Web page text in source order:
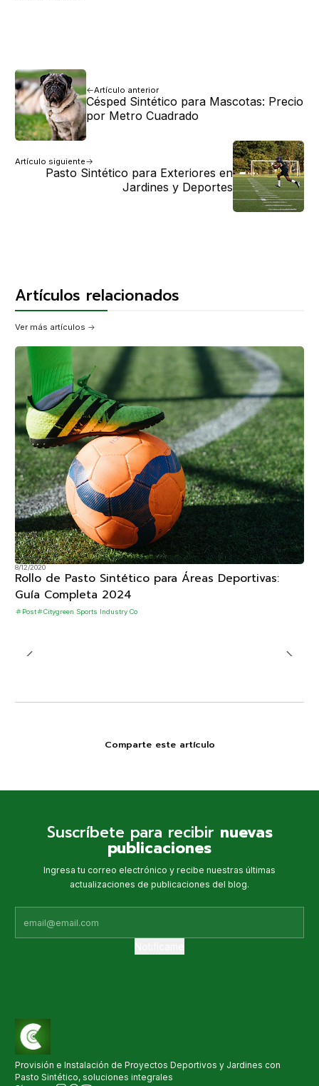
Artículo anterior
Césped Sintético para Mascotas: Precio
por Metro Cuadrado
Artículo siguiente
Pasto Sintético para Exteriores en
Jardines y Deportes
Artículos relacionados
Ver más artículos
8/12/2020
Rollo de Pasto Sintético para Áreas Deportivas:
Guía Completa 2024
Post Citygreen Sports Industry Co
Comparte este artículo
Suscríbete para recibir nuevas
publicaciones
Ingresa tu correo electrónico y recibe nuestras últimas
actualizaciones de publicaciones del blog.
Provisión e Instalación de Proyectos Deportivos y Jardines con
Pasto Sintético, soluciones integrales